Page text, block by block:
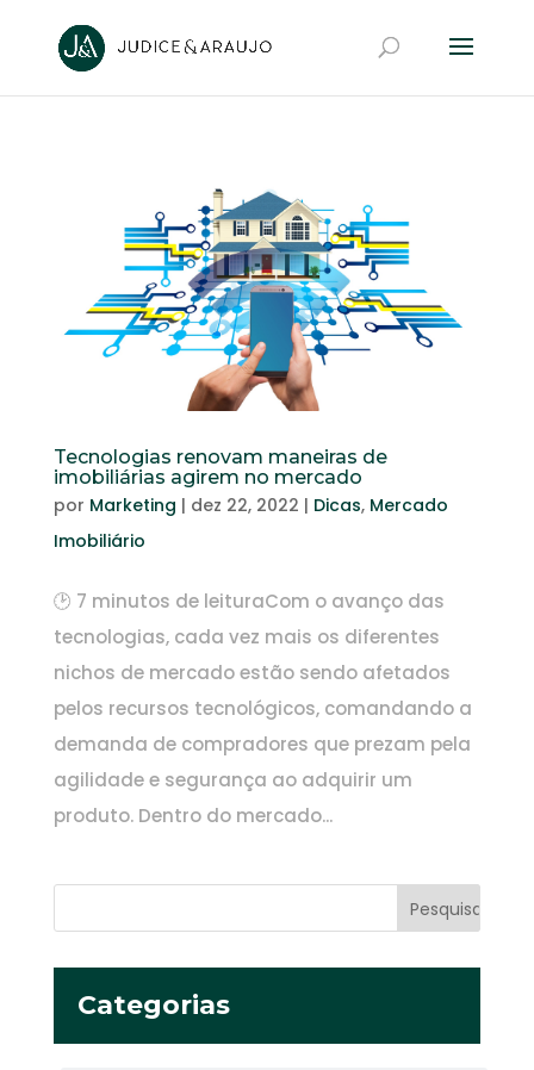
Tecnologias renovam maneiras de
imobiliárias agirem no mercado
por Marketing | dez 22, 2022 | Dicas, Mercado
Imobiliário
🕑 7 minutos de leituraCom o avanço das
tecnologias, cada vez mais os diferentes
nichos de mercado estão sendo afetados
pelos recursos tecnológicos, comandando a
demanda de compradores que prezam pela
agilidade e segurança ao adquirir um
produto. Dentro do mercado...
Categorias